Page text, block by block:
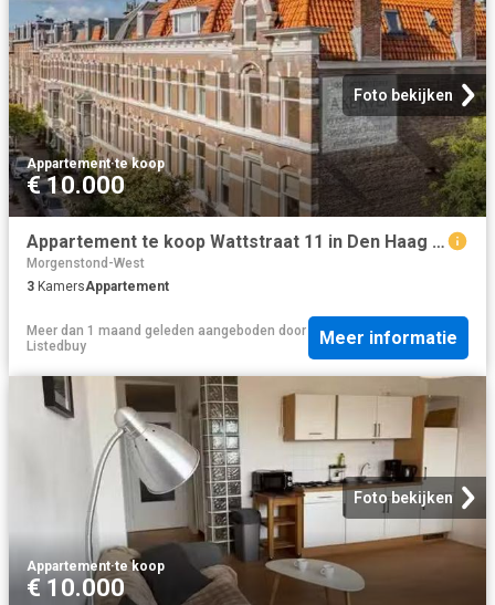
Foto bekijken
Appartement·te koop
€ 10.000
Appartement te koop Wattstraat 11 in Den Haag voor € 400.000
Morgenstond-West
3 KamersAppartement
Meer dan 1 maand geleden aangeboden door
Listedbuy
Meer informatie
Foto bekijken
Appartement·te koop
€ 10.000